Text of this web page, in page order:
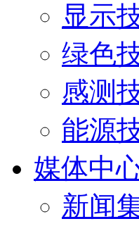
显示
绿色
感测
能源
媒体中
新闻